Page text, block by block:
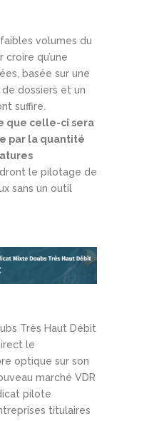
volumes du
qu’une
basée sur une
dossiers et un
suffire.
que celle-ci sera
par la quantité
le pilotage de
sans un outil
Très Haut Débit
le
optique sur son
marché VDR
pilote
titulaires